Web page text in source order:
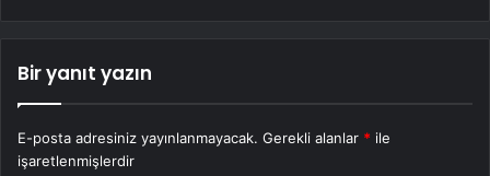
Bir yanıt yazın
E-posta adresiniz yayınlanmayacak. Gerekli alanlar * ile
işaretlenmişlerdir